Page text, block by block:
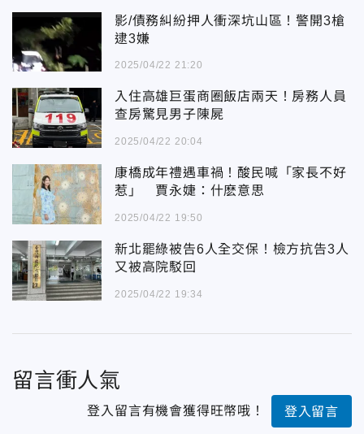
影/債務糾紛押人衝深坑山區！警開3槍
逮3嫌
2025/04/22 21:20
入住高雄巨蛋商圈飯店兩天！房務人員
查房驚見男子陳屍
2025/04/22 20:04
康橋成年禮遇車禍！酸民喊「家長不好
惹」 賈永婕：什麽意思
2025/04/22 19:50
新北罷綠被告6人全交保！檢方抗告3人
又被高院駁回
2025/04/22 19:34
留言衝人氣
登入留言有機會獲得旺幣哦！ 登入留言